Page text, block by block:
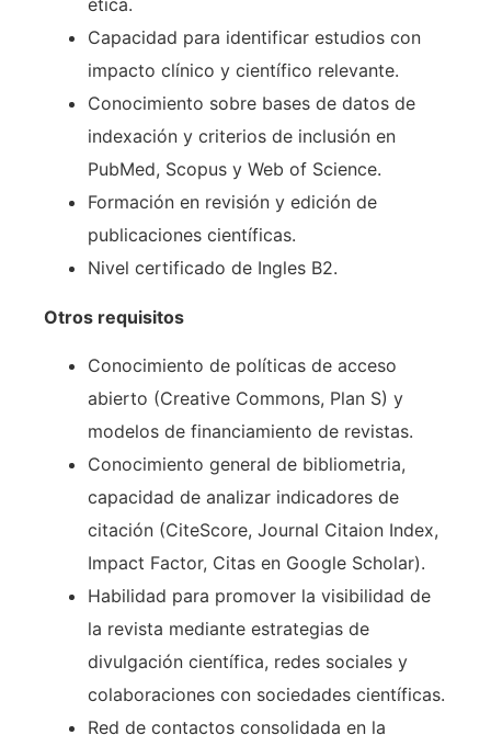
ética.
Capacidad para identificar estudios con
impacto clínico y científico relevante.
Conocimiento sobre bases de datos de
indexación y criterios de inclusión en
PubMed, Scopus y Web of Science.
Formación en revisión y edición de
publicaciones científicas.
Nivel certificado de Ingles B2.
Otros requisitos
Conocimiento de políticas de acceso
abierto (Creative Commons, Plan S) y
modelos de financiamiento de revistas.
Conocimiento general de bibliometria,
capacidad de analizar indicadores de
citación (CiteScore, Journal Citaion Index,
Impact Factor, Citas en Google Scholar).
Habilidad para promover la visibilidad de
la revista mediante estrategias de
divulgación científica, redes sociales y
colaboraciones con sociedades científicas.
Red de contactos consolidada en la